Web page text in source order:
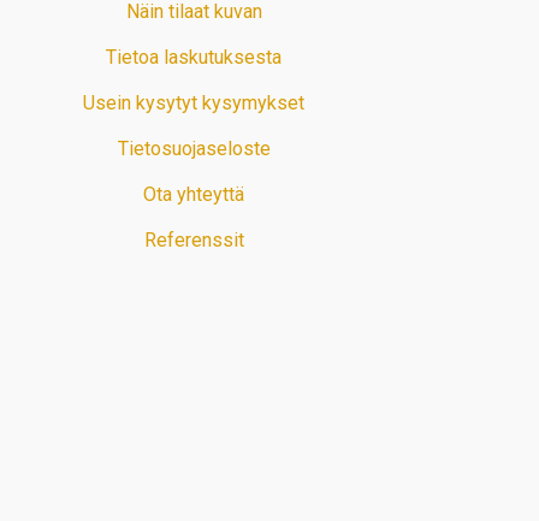
Näin tilaat kuvan
Tietoa laskutuksesta
Usein kysytyt kysymykset
Tietosuojaseloste
Ota yhteyttä
Referenssit